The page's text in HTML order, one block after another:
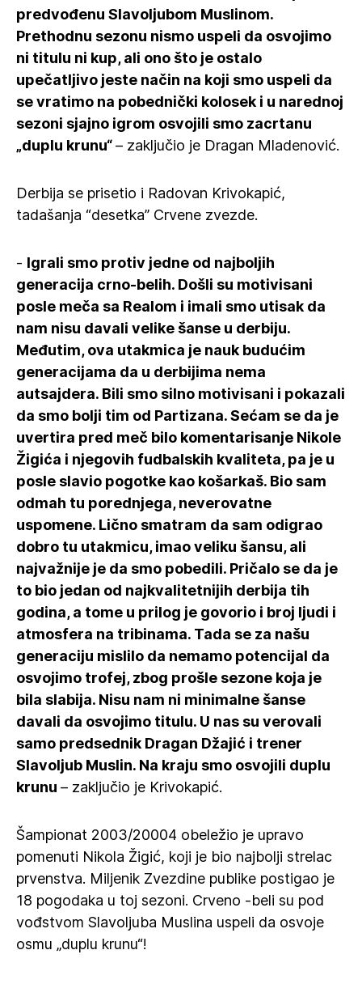
predvođenu Slavoljubom Muslinom.
Prethodnu sezonu nismo uspeli da osvojimo
ni titulu ni kup, ali ono što je ostalo
upečatljivo jeste način na koji smo uspeli da
se vratimo na pobednički kolosek i u narednoj
sezoni sjajno igrom osvojili smo zacrtanu
„duplu krunu“– zaključio je Dragan Mladenović.
Derbija se prisetio i Radovan Krivokapić,
tadašanja “desetka” Crvene zvezde.
- Igrali smo protiv jedne od najboljih
generacija crno-belih. Došli su motivisani
posle meča sa Realom i imali smo utisak da
nam nisu davali velike šanse u derbiju.
Međutim, ova utakmica je nauk budućim
generacijama da u derbijima nema
autsajdera. Bili smo silno motivisani i pokazali
da smo bolji tim od Partizana. Sećam se da je
uvertira pred meč bilo komentarisanje Nikole
Žigića i njegovih fudbalskih kvaliteta, pa je u
posle slavio pogotke kao košarkaš. Bio sam
odmah tu porednjega, neverovatne
uspomene. Lično smatram da sam odigrao
dobro tu utakmicu, imao veliku šansu, ali
najvažnije je da smo pobedili. Pričalo se da je
to bio jedan od najkvalitetnijih derbija tih
godina, a tome u prilog je govorio i broj ljudi i
atmosfera na tribinama. Tada se za našu
generaciju mislilo da nemamo potencijal da
osvojimo trofej, zbog prošle sezone koja je
bila slabija. Nisu nam ni minimalne šanse
davali da osvojimo titulu. U nas su verovali
samo predsednik Dragan Džajić i trener
Slavoljub Muslin. Na kraju smo osvojili duplu
krunu – zaključio je Krivokapić.
Šampionat 2003/20004 obeležio je upravo
pomenuti Nikola Žigić, koji je bio najbolji strelac
prvenstva. Miljenik Zvezdine publike postigao je
18 pogodaka u toj sezoni. Crveno -beli su pod
vođstvom Slavoljuba Muslina uspeli da osvoje
osmu „duplu krunu“!